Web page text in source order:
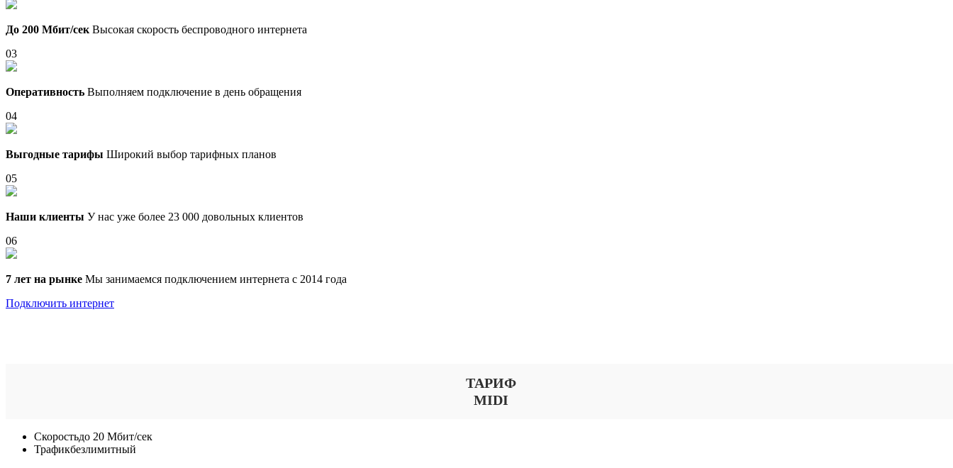
До 200 Мбит/сек Высокая скорость беспроводного интернета
03
Оперативность Выполняем подключение в день обращения
04
Выгодные тарифы Широкий выбор тарифных планов
05
Наши клиенты У нас уже более 23 000 довольных клиентов
06
7 лет на рынке Мы занимаемся подключением интернета с 2014 года
Подключить интернет
ТАРИФ
MIDI
Скоростьдо 20 Мбит/сек
Трафикбезлимитный